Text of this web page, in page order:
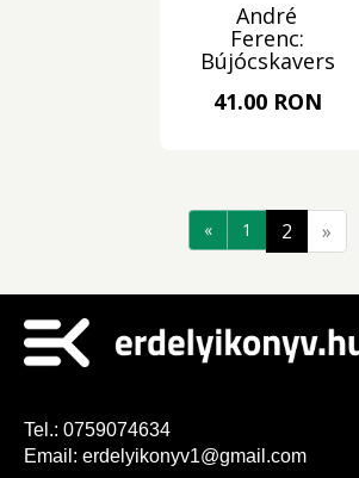
André
Ferenc:
Bújócskaverseny
41.00 RON
« 1 2 »
Tel.: 0759074634
Email: erdelyikonyv1@gmail.com